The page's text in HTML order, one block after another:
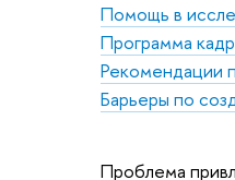
Помощь в
Программа
Рекомендации
Барьеры по
Проблема